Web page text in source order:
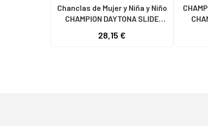
Chanclas de Mujer y Niña y Niño
CHAMPION DAYTONA SLIDE
28,15 €